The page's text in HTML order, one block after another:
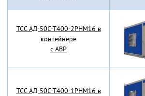
TCC АД-50С-Т400-2РНМ16 в
контейнере
с АВР
TCC АД-50С-Т400-1РНМ16 в